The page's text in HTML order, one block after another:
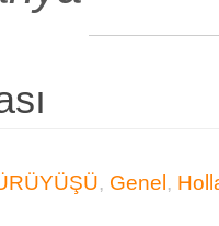
, Genel ,